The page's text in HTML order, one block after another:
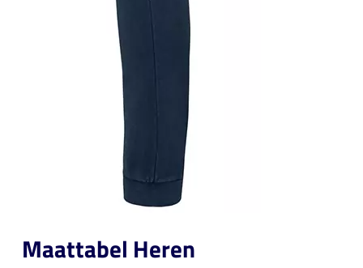
Maattabel Heren